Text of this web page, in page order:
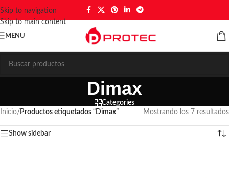
Skip to navigation
Skip to main content
MENU
Dimax
Categories
Inicio/ Productos etiquetados “Dimax” Mostrando los 7 resultados
Show sidebar